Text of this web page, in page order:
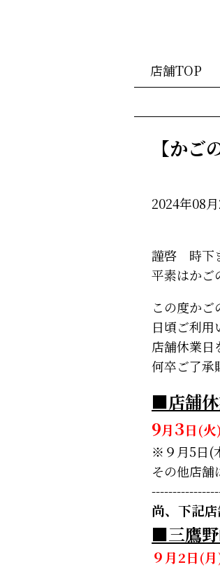
店舗TOP
【か
2024年08
謹啓 時下
平素はかご
この度かご
日頃ご利用
店舗休業日
何卒ご了承
■店舗
9月3日(火)
※９月5日(
その他店舗
尚、下記
■三鷹
９月2日(